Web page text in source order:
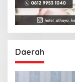
Daerah